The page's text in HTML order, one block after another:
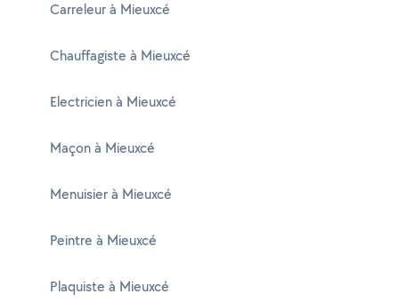
Carreleur à Mieuxcé
Chauffagiste à Mieuxcé
Electricien à Mieuxcé
Maçon à Mieuxcé
Menuisier à Mieuxcé
Peintre à Mieuxcé
Plaquiste à Mieuxcé